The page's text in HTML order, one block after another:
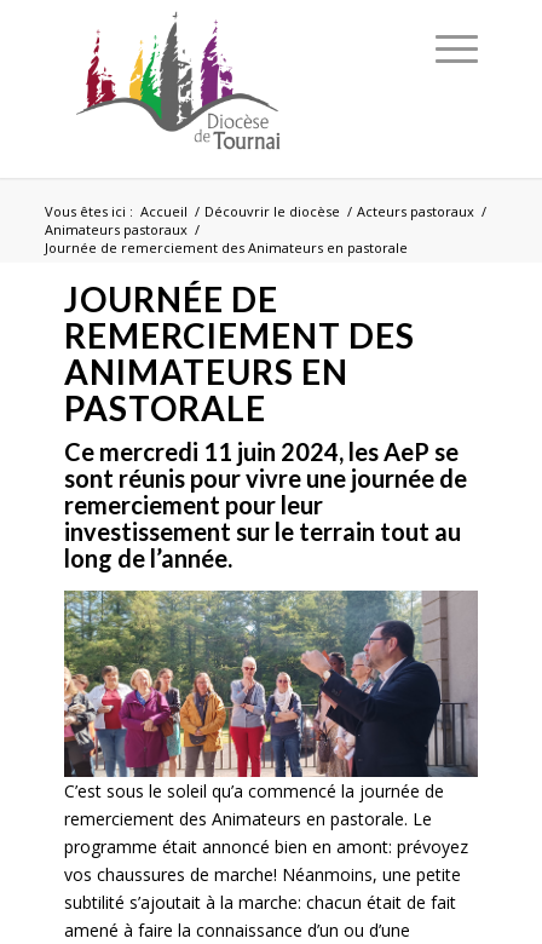
Vous êtes ici : Accueil / Découvrir le diocèse / Acteurs pastoraux /
Animateurs pastoraux /
Journée de remerciement des Animateurs en pastorale
JOURNÉE DE
REMERCIEMENT DES
ANIMATEURS EN
PASTORALE
Ce mercredi 11 juin 2024, les AeP se
sont réunis pour vivre une journée de
remerciement pour leur
investissement sur le terrain tout au
long de l’année.
C’est sous le soleil qu’a commencé la journée de
remerciement des Animateurs en pastorale. Le
programme était annoncé bien en amont: prévoyez
vos chaussures de marche! Néanmoins, une petite
subtilité s’ajoutait à la marche: chacun était de fait
amené à faire la connaissance d’un ou d’une